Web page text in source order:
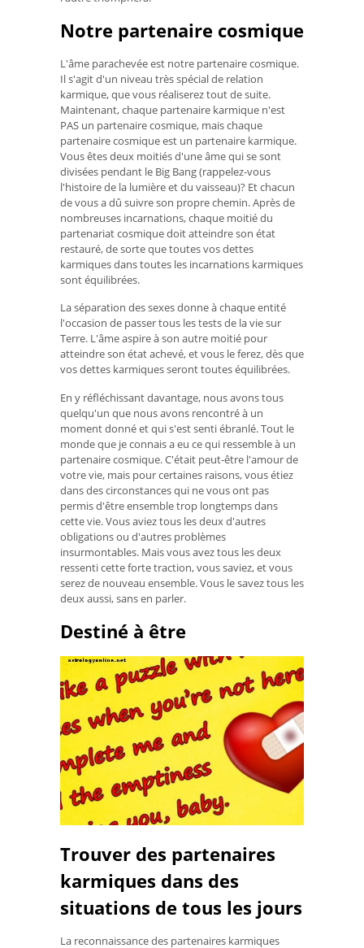
Notre partenaire cosmique
L'âme parachevée est notre partenaire cosmique.
Il s'agit d'un niveau très spécial de relation
karmique, que vous réaliserez tout de suite.
Maintenant, chaque partenaire karmique n'est
PAS un partenaire cosmique, mais chaque
partenaire cosmique est un partenaire karmique.
Vous êtes deux moitiés d'une âme qui se sont
divisées pendant le Big Bang (rappelez-vous
l'histoire de la lumière et du vaisseau)? Et chacun
de vous a dû suivre son propre chemin. Après de
nombreuses incarnations, chaque moitié du
partenariat cosmique doit atteindre son état
restauré, de sorte que toutes vos dettes
karmiques dans toutes les incarnations karmiques
sont équilibrées.
La séparation des sexes donne à chaque entité
l'occasion de passer tous les tests de la vie sur
Terre. L'âme aspire à son autre moitié pour
atteindre son état achevé, et vous le ferez, dès que
vos dettes karmiques seront toutes équilibrées.
En y réfléchissant davantage, nous avons tous
quelqu'un que nous avons rencontré à un
moment donné et qui s'est senti ébranlé. Tout le
monde que je connais a eu ce qui ressemble à un
partenaire cosmique. C'était peut-être l'amour de
votre vie, mais pour certaines raisons, vous étiez
dans des circonstances qui ne vous ont pas
permis d'être ensemble trop longtemps dans
cette vie. Vous aviez tous les deux d'autres
obligations ou d'autres problèmes
insurmontables. Mais vous avez tous les deux
ressenti cette forte traction, vous saviez, et vous
serez de nouveau ensemble. Vous le savez tous les
deux aussi, sans en parler.
Destiné à être
Trouver des partenaires
karmiques dans des
situations de tous les jours
La reconnaissance des partenaires karmiques